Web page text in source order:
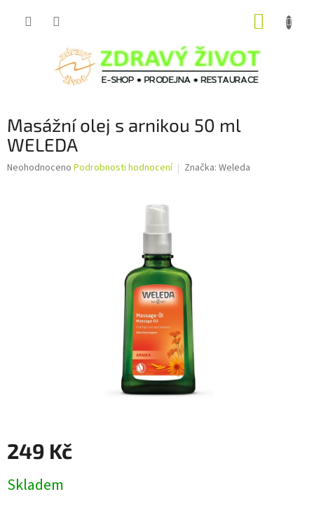
Masážní olej s arnikou 50 ml
WELEDA
Průměrné
Neohodnoceno Podrobnosti hodnocení Značka: Weleda
249 Kč
cena:
Skladem